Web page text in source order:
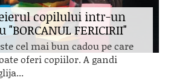
copilului intr-un
FERICIRII"
cel mai bun cadou pe care
oferi copiilor. A gandi